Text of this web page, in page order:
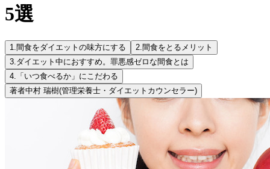
5選
1.間食をダイエットの味方にする 2.間食をとるメリット
3.ダイエット中におすすめ。罪悪感ゼロな間食とは
4. 「いつ食べるか」にこだわる
著者中村 瑞樹(管理栄養士・ダイエットカウンセラー)